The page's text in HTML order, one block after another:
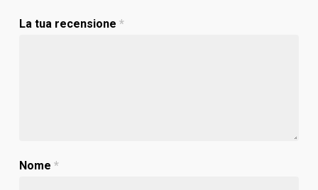
La tua recensione *
Nome *